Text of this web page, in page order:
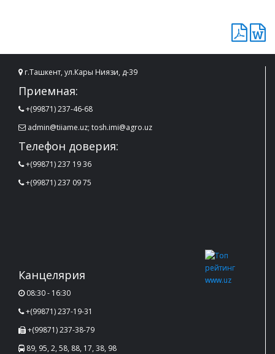
г.Ташкент, ул.Кары Ниязи, д-39
Приемная:
+(99871) 237-46-68
admin@tiiame.uz; tosh.imi@agro.uz
Телефон доверия:
+(99871) 237 19 36
+(99871) 237 09 75
Канцелярия
08:30 - 16:30
+(99871) 237-19-31
+(99871) 237-38-79
89, 95, 2, 58, 88, 17, 38, 98